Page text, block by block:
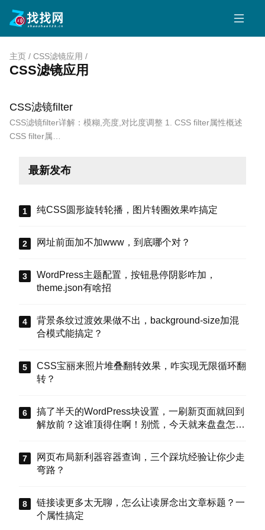
主页 / CSS滤镜应用 /
CSS滤镜应用
CSS滤镜filter
CSS滤镜filter详解：模糊,亮度,对比度调整 1. CSS filter属性概述
CSS filter属…
最新发布
纯CSS圆形旋转轮播，图片转圈效果咋搞定
网址前面加不加www，到底哪个对？
WordPress主题配置，按钮悬停阴影咋加，
theme.json有啥招
背景条纹过渡效果做不出，background-size加混
合模式能搞定？
CSS宝丽来照片堆叠翻转效果，咋实现无限循环翻
转？
搞了半天的WordPress块设置，一刷新页面就回到
解放前？这谁顶得住啊！别慌，今天就来盘盘怎么
车”。
网页布局新利器容器查询，三个踩坑经验让你少走
弯路？
链接读更多太无聊，怎么让读屏念出文章标题？一
个属性搞定